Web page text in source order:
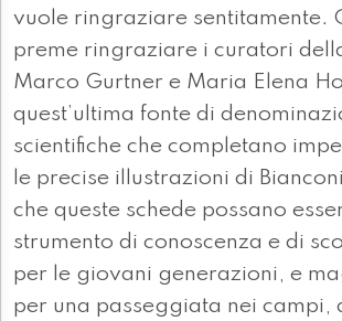
vuole ringraziare sentitamente.
preme ringraziare i curatori
Marco Gurtner e Maria Elena
quest’ultima fonte di
scientifiche che completano
le precise illustrazioni di
che queste schede possano
strumento di conoscenza e di
per le giovani generazioni, e
per una passeggiata nei campi,